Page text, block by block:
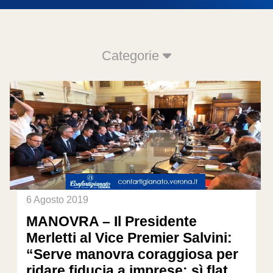
Categorie
6 Agosto 2019
MANOVRA – Il Presidente
Merletti al Vice Premier Salvini:
“Serve manovra coraggiosa per